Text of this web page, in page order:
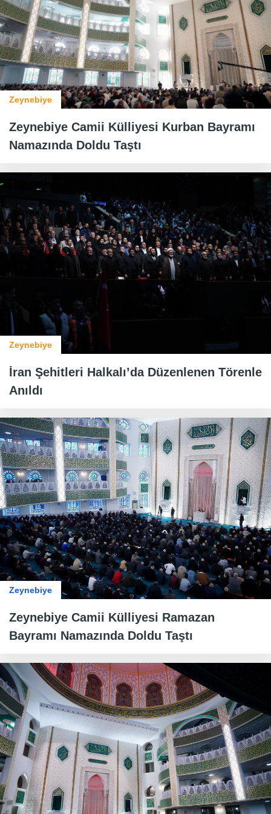
Zeynebiye
Zeynebiye Camii Külliyesi Kurban Bayramı
Namazında Doldu Taştı
Zeynebiye
İran Şehitleri Halkalı’da Düzenlenen Törenle
Anıldı
Zeynebiye
Zeynebiye Camii Külliyesi Ramazan
Bayramı Namazında Doldu Taştı